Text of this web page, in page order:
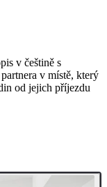
v češtině s
v místě, který
od jejich příjezdu